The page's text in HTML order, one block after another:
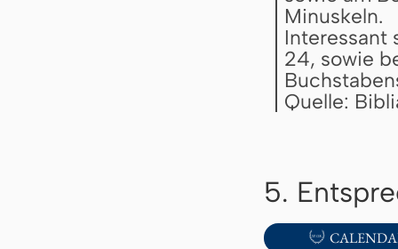
Minuskeln.
Interessant
24, sowie
Quelle:
5.
